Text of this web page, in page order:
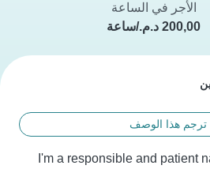
الأجر في الساعة
ترجم هذا الوصف
I'm a responsible and patient